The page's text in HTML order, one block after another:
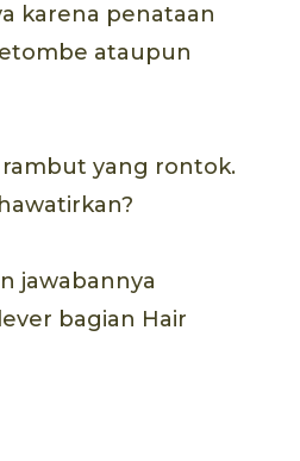
karena penataan
ataupun
yang rontok.
jawabannya
bagian Hair